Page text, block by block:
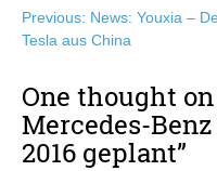
Previous: News: Youxia –
Tesla aus China
One thought on
Mercedes-
2016 geplant”